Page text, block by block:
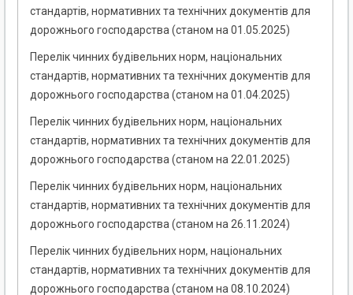
стандартів, нормативних та технічних документів для
дорожнього господарства (станом на 01.05.2025)
Перелік чинних будівельних норм, національних
стандартів, нормативних та технічних документів для
дорожнього господарства (станом на 01.04.2025)
Перелік чинних будівельних норм, національних
стандартів, нормативних та технічних документів для
дорожнього господарства (станом на 22.01.2025)
Перелік чинних будівельних норм, національних
стандартів, нормативних та технічних документів для
дорожнього господарства (станом на 26.11.2024)
Перелік чинних будівельних норм, національних
стандартів, нормативних та технічних документів для
дорожнього господарства (станом на 08.10.2024)